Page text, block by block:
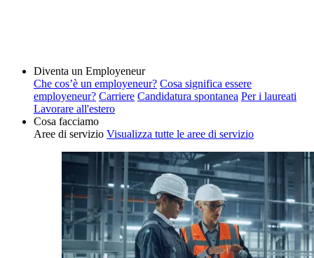
Diventa un Employeneur
Che cos’è un employeneur? Cosa significa essere
employeneur? Carriere Candidatura spontanea Per i laureati
Lavorare all'estero
Cosa facciamo
Aree di servizio Visualizza tutte le aree di servizio